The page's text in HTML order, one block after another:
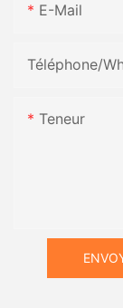
E-Mail
Téléphone/
Teneur